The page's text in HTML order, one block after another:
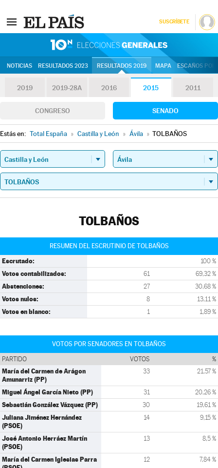
SUSCRÍBETE
NOTICIAS RESULTADOS 2023 RESULTADOS 2019 MAPA ESCAÑOS
2019 2019-28A 2016 2015 2011
CONGRESO SENADO
Estás en: Total España » Castilla y León » Ávila » TOLBAÑOS
TOLBAÑOS
RESUMEN DEL ESCRUTINIO DE TOLBAÑOS
Escrutado: 100 %
Votos contabilizados: 61 69,32 %
Abstenciones: 27 30,68 %
Votos nulos: 8 13,11 %
Votos en blanco: 1 1,89 %
VOTOS POR SENADORES EN TOLBAÑOS
PARTIDO VOTOS %
María del Carmen de Arágon
Amunarriz (PP)
33 21,57 %
Miguel Ángel García Nieto (PP) 31 20,26 %
Sebastián González Vázquez (PP) 30 19,61 %
Juliana Jiménez Hernández
(PSOE)
14 9,15 %
José Antonio Herráez Martín
(PSOE)
13 8,5 %
María del Carmen Iglesias Parra
12 7,84 %